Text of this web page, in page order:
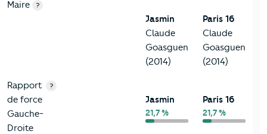
6-Politique
Critères
Maire ?
Jasmin
Claude
Goasguen
(2014)
Paris 16
Claude
Goasguen
(2014)
Rapport
de force
Gauche-
Droite
?
Jasmin
21,7 %
Paris 16
21,7 %